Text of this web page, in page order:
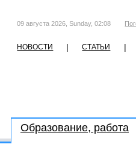
09 августа 2026, Sunday, 02:08
НОВОСТИ | СТАТЬИ |
Образование, работа